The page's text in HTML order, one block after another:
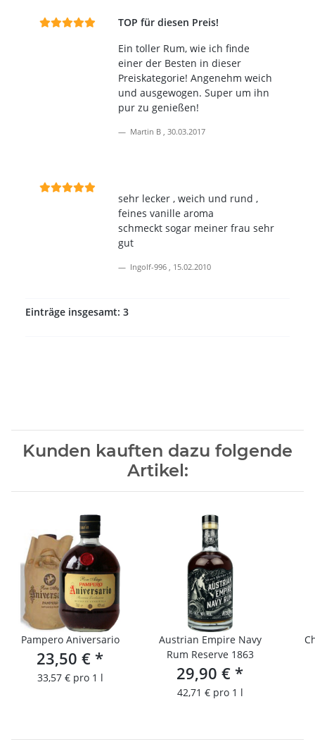
TOP für diesen Preis!
Ein toller Rum, wie ich finde
einer der Besten in dieser
Preiskategorie! Angenehm weich
und ausgewogen. Super um ihn
pur zu genießen!
Martin B , 30.03.2017
sehr lecker , weich und rund ,
feines vanille aroma
schmeckt sogar meiner frau sehr
gut
Ingolf-996 , 15.02.2010
Einträge insgesamt: 3
Kunden kauften dazu folgende
Artikel:
Pampero Aniversario
23,50 € *
33,57 € pro 1 l
Austrian Empire Navy
Rum Reserve 1863
29,90 € *
42,71 € pro 1 l